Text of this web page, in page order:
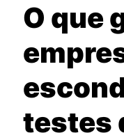
O que
testes